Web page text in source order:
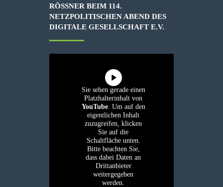
RÖSSNER BEIM 114. N
ETZPOLITISCHEN ABEND DES D
IGITALE GESELLSCHAFT E.V.
Sie sehen gerade einen
Platzhalterinhalt von
YouTube. Um auf den
eigentlichen Inhalt
zuzugreifen, klicken
Sie auf die
Schaltfläche unten.
Bitte beachten Sie,
dass dabei Daten an
Drittanbieter
weitergegeben
werden.